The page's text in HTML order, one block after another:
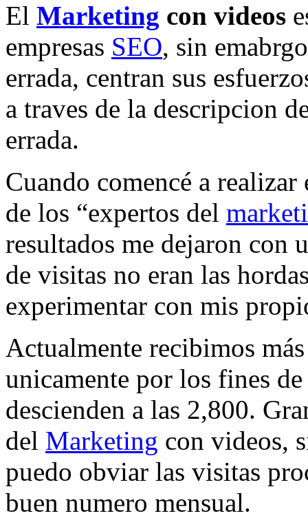
El Marketing con videos
empresas SEO, sin
errada, centran sus
a traves de la descripcion
errada.
Cuando comencé a
de los “expertos del
resultados me dejaron con
de visitas no eran las
experimentar con mis
Actualmente recibimos
unicamente por los fines
descienden a las 2,800.
del Marketing con videos,
puedo obviar las visitas
buen numero mensual.